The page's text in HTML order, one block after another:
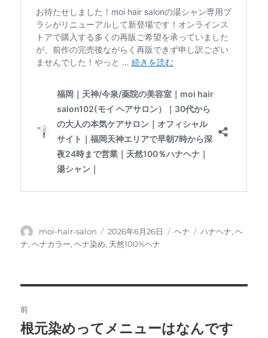
投
稿
moi-hair-salon
投
稿
2026年6月26日
カ
ヘナ
タ
ハナヘナ,ヘ
ナ,ヘナカラー,ヘナ染め, 天然100%ヘナ
稿
前
前
根元染めってメニューはなんです